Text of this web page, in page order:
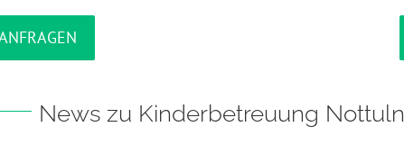
News zu Kinderbetreuung Nottuln